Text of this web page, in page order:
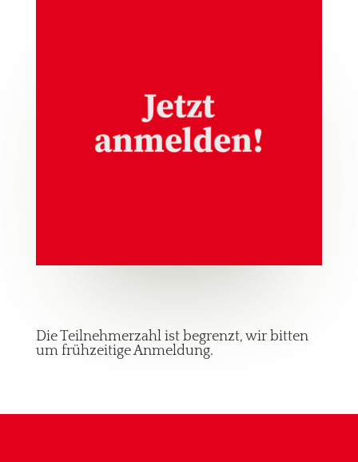
Die Teilnehmerzahl ist begrenzt, wir bitten
um frühzeitige Anmeldung.